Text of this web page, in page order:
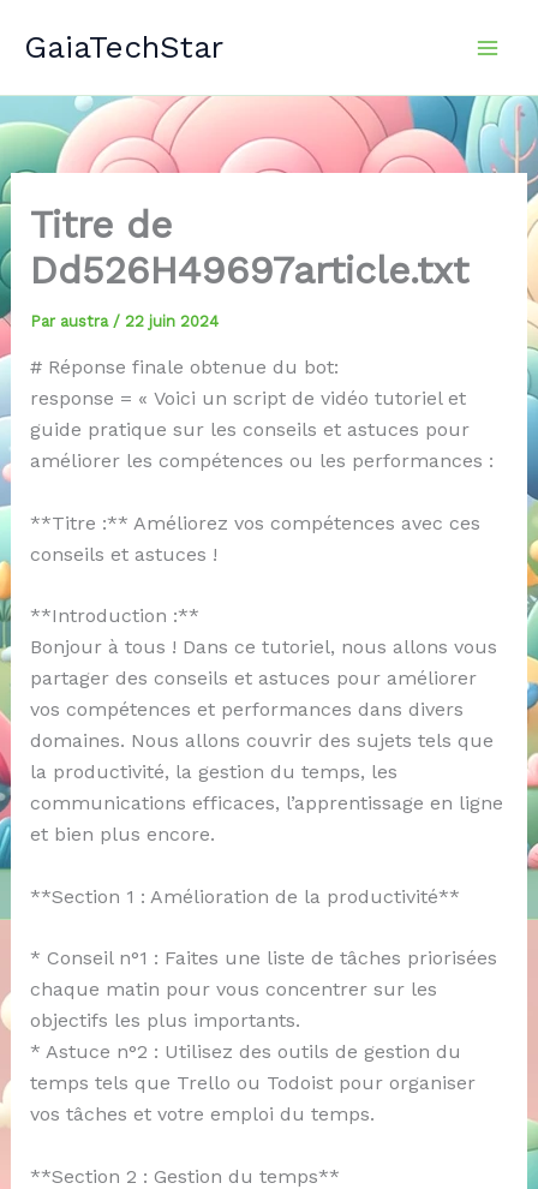
GaiaTechStar
Titre de
Dd526H49697article.txt
Par austra / 22 juin 2024
# Réponse finale obtenue du bot:
response = « Voici un script de vidéo tutoriel et
guide pratique sur les conseils et astuces pour
améliorer les compétences ou les performances :
**Titre :** Améliorez vos compétences avec ces
conseils et astuces !
**Introduction :**
Bonjour à tous ! Dans ce tutoriel, nous allons vous
partager des conseils et astuces pour améliorer
vos compétences et performances dans divers
domaines. Nous allons couvrir des sujets tels que
la productivité, la gestion du temps, les
communications efficaces, l’apprentissage en ligne
et bien plus encore.
**Section 1 : Amélioration de la productivité**
* Conseil n°1 : Faites une liste de tâches priorisées
chaque matin pour vous concentrer sur les
objectifs les plus importants.
* Astuce n°2 : Utilisez des outils de gestion du
temps tels que Trello ou Todoist pour organiser
vos tâches et votre emploi du temps.
**Section 2 : Gestion du temps**